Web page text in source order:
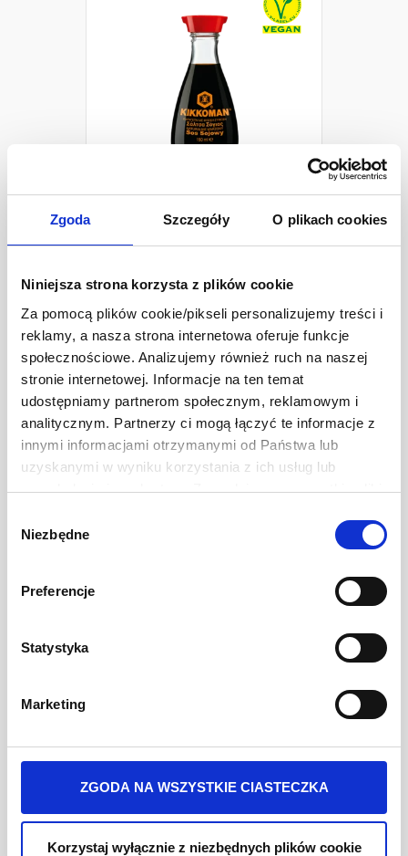
Zgoda Szczegóły O plikach cookies
Niniejsza strona korzysta z plików cookie
Za pomocą plików cookie/pikseli personalizujemy treści i
reklamy, a nasza strona internetowa oferuje funkcje
społecznościowe. Analizujemy również ruch na naszej
stronie internetowej. Informacje na ten temat
udostępniamy partnerom społecznym, reklamowym i
analitycznym. Partnerzy ci mogą łączyć te informacje z
innymi informacjami otrzymanymi od Państwa lub
uzyskanymi w wyniku korzystania z ich usług lub
przeglądania innych stron. Zezwalając na wszystkie pliki
umożliwia ustawienie swoich preferencji tylko na naszej
stronie. Administratorem danych osobowych jest Develey
Batalionu Platerówek 3, 03-308 Warszawa. Więcej
znajduje się w Polityce Prywatności.
Ten baner umożliwia ustawienie Twoich preferencji tylko
jest Develey Polska Sp. z o.o z siedzibą w Warszawie
Więcej informacji o przetwarzaniu danych osobowych
zgody
Niezbędne
Preferencje
Statystyka
Marketing
ZGODA NA WSZYSTKIE CIASTECZKA
Korzystaj wyłącznie z niezbędnych plików cookie
KIKKOMAN Sos sojowy
150 ml
12,48 zł
Naklejki
1szt. 6szt.